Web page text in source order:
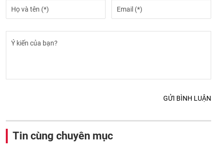
GỬI BÌNH LUẬN
Tin cùng chuyên mục